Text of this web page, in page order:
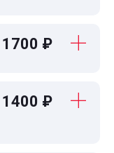
1700 ₽
1400 ₽